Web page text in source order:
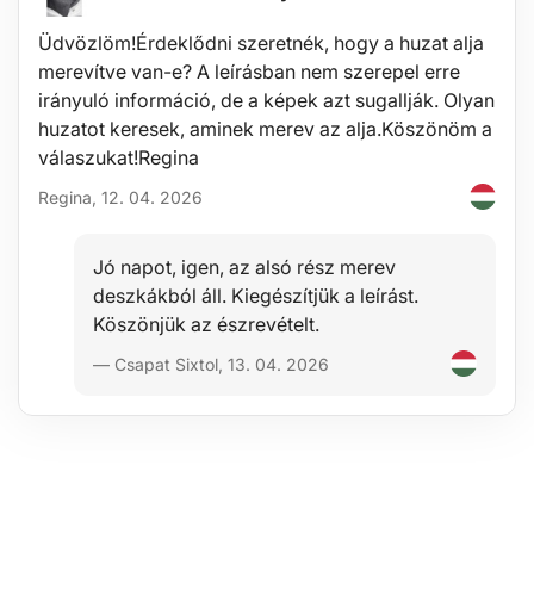
Tömeg: 62 g
Üdvözlöm!Érdeklődni szeretnék, hogy a huzat alja
merevítve van-e? A leírásban nem szerepel erre
irányuló információ, de a képek azt sugallják. Olyan
huzatot keresek, aminek merev az alja.Köszönöm a
válaszukat!Regina
Regina, 12. 04. 2026
Jó napot, igen, az alsó rész merev
deszkákból áll. Kiegészítjük a leírást.
Köszönjük az észrevételt.
— Csapat Sixtol, 13. 04. 2026